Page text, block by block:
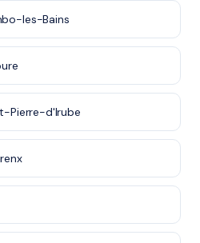
les-Bains
Pierre-d'Irube